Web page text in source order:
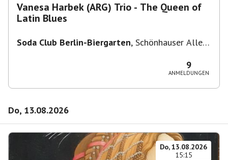
Vanesa Harbek (ARG) Trio - The Queen of
Latin Blues
Soda Club Berlin-Biergarten, Schönhauser Allee
9
ANMELDUNGEN
Do, 13.08.2026
Do, 13.08.2026
15:15